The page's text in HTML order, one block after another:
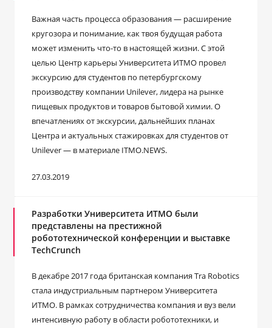
Важная часть процесса образования — расширение
кругозора и понимание, как твоя будущая работа
может изменить что-то в настоящей жизни. С этой
целью Центр карьеры Университета ИТМО провел
экскурсию для студентов по петербургскому
производству компании Unilever, лидера на рынке
пищевых продуктов и товаров бытовой химии. О
впечатлениях от экскурсии, дальнейших планах
Центра и актуальных стажировках для студентов от
Unilever — в материале ITMO.NEWS.
27.03.2019
Разработки Университета ИТМО были
представлены на престижной
робототехнической конференции и выставке
TechCrunch
В декабре 2017 года британская компания Tra Robotics
стала индустриальным партнером Университета
ИТМО. В рамках сотрудничества компания и вуз вели
интенсивную работу в области робототехники, и